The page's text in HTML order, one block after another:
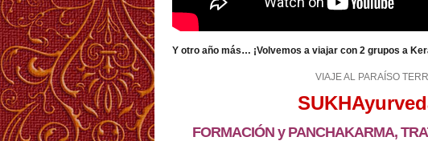
Y otro año más… ¡Volvemos a viajar con 2 grupos a
VIAJE AL PARAÍSO
FORMACIÓN y PANCHAKARMA,